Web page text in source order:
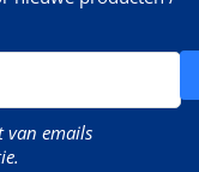
van emails